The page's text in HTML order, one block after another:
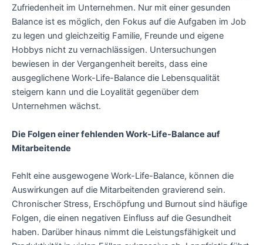
Zufriedenheit im Unternehmen. Nur mit einer gesunden
Balance ist es möglich, den Fokus auf die Aufgaben im Job
zu legen und gleichzeitig Familie, Freunde und eigene
Hobbys nicht zu vernachlässigen. Untersuchungen
bewiesen in der Vergangenheit bereits, dass eine
ausgeglichene Work-Life-Balance die Lebensqualität
steigern kann und die Loyalität gegenüber dem
Unternehmen wächst.
Die Folgen einer fehlenden Work-Life-Balance auf
Mitarbeitende
Fehlt eine ausgewogene Work-Life-Balance, können die
Auswirkungen auf die Mitarbeitenden gravierend sein.
Chronischer Stress, Erschöpfung und Burnout sind häufige
Folgen, die einen negativen Einfluss auf die Gesundheit
haben. Darüber hinaus nimmt die Leistungsfähigkeit und